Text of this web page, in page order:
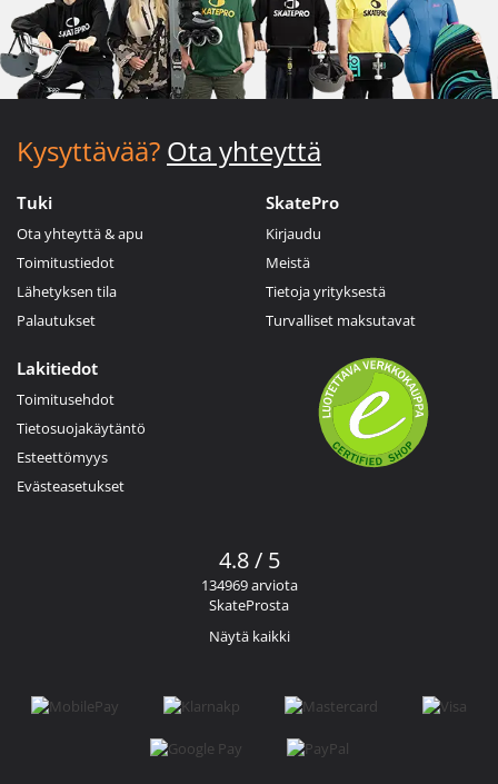
Kysyttävää? Ota yhteyttä
Tuki
Ota yhteyttä & apu
Toimitustiedot
Lähetyksen tila
Palautukset
SkatePro
Kirjaudu
Meistä
Tietoja yrityksestä
Turvalliset maksutavat
Lakitiedot
Toimitusehdot
Tietosuojakäytäntö
Esteettömyys
Evästeasetukset
4.8 / 5
134969 arviota
SkateProsta
Näytä kaikki